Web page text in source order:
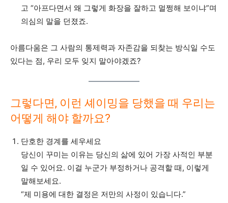
고 “아프다면서 왜 그렇게 화장을 잘하고 멀쩡해 보이냐”며
의심의 말을 던졌죠.
아름다움은 그 사람의 통제력과 자존감을 되찾는 방식일 수도
있다는 점, 우리 모두 잊지 말아야겠죠?
그렇다면, 이런 셰이밍을 당했을 때 우리는
어떻게 해야 할까요?
단호한 경계를 세우세요
당신이 꾸미는 이유는 당신의 삶에 있어 가장 사적인 부분
일 수 있어요. 이걸 누군가 부정하거나 공격할 때, 이렇게
말해보세요.
“제 미용에 대한 결정은 저만의 사정이 있습니다.”